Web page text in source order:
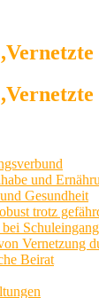
und
Gesundheit
trotz
Schuleingang
Vernetzung
Beirat